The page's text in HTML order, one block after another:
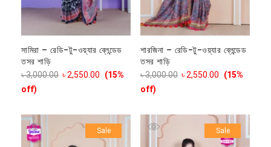
সামিরা – রেডি-টু-ওয়্যার ব্লেন্ডেড
তসর শাড়ি
৳3,000.00 ৳ 2,550.00
(15%
off)
শারজিনা – রেডি-টু-ওয়্যার ব্লেন্ডেড
তসর শাড়ি
৳3,000.00 ৳ 2,550.00
(15%
off)
Sale Sale